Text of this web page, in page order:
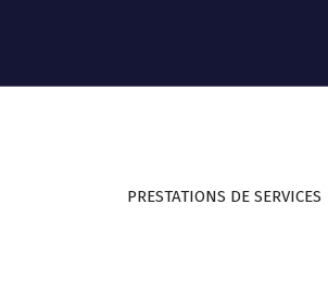
PRESTATIONS DE SERVICES